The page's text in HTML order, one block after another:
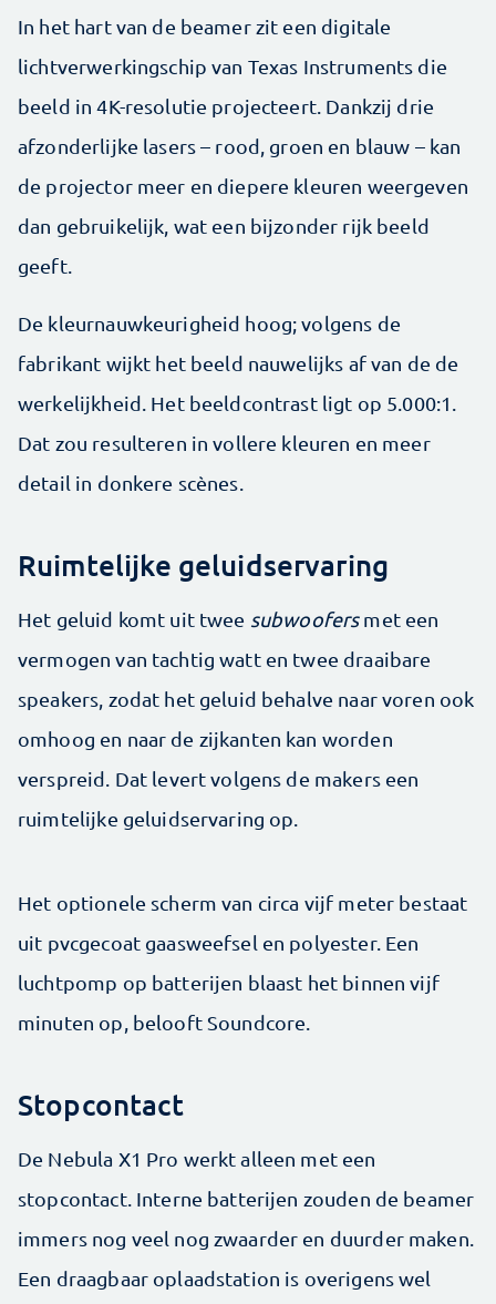
In het hart van de beamer zit een digitale
lichtverwerkingschip van Texas Instruments die
beeld in 4K-resolutie projecteert. Dankzij drie
afzonderlijke lasers – rood, groen en blauw – kan
de projector meer en diepere kleuren weergeven
dan gebruikelijk, wat een bijzonder rijk beeld
geeft.
De kleurnauwkeurigheid hoog; volgens de
fabrikant wijkt het beeld nauwelijks af van de de
werkelijkheid. Het beeldcontrast ligt op 5.000:1.
Dat zou resulteren in vollere kleuren en meer
detail in donkere scènes.
Ruimtelijke geluidservaring
Het geluid komt uit twee subwoofersmet een
vermogen van tachtig watt en twee draaibare
speakers, zodat het geluid behalve naar voren ook
omhoog en naar de zijkanten kan worden
verspreid. Dat levert volgens de makers een
ruimtelijke geluidservaring op.
Het optionele scherm van circa vijf meter bestaat
uit pvcgecoat gaasweefsel en polyester. Een
luchtpomp op batterijen blaast het binnen vijf
minuten op, belooft Soundcore.
Stopcontact
De Nebula X1 Pro werkt alleen met een
stopcontact. Interne batterijen zouden de beamer
immers nog veel nog zwaarder en duurder maken.
Een draagbaar oplaadstation is overigens wel